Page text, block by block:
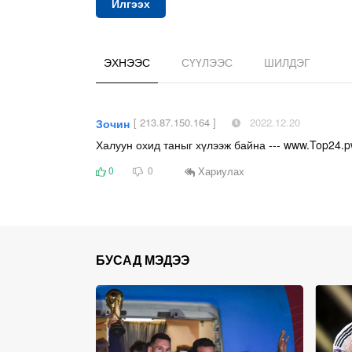
Илгээх
ЭХНЭЭС СҮҮЛЭЭС ШИЛДЭГ
Зочин [ 213.87.150.164 ] 2022.12.20
Х︆︆алу︆︆ун ох︆︆ид т︆︆ан︆︆ыг хү︆︆лэ︆︆эж б︆︆ай︆︆на ---
0 0 Хариулах
БУСАД МЭДЭЭ